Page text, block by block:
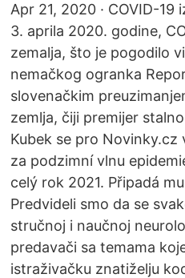
Apr 21, 2020 · COVID-
3. aprila 2020. godine,
zemalja, što je pogodilo
nemačkog ogranka
slovenačkim
zemlja, čiji premijer
Kubek se pro
za podzimní vlnu
celý rok 2021. Připadá
Predvideli smo da se
stručnoj i naučnoj
predavači sa temama
istraživačku znatiželju